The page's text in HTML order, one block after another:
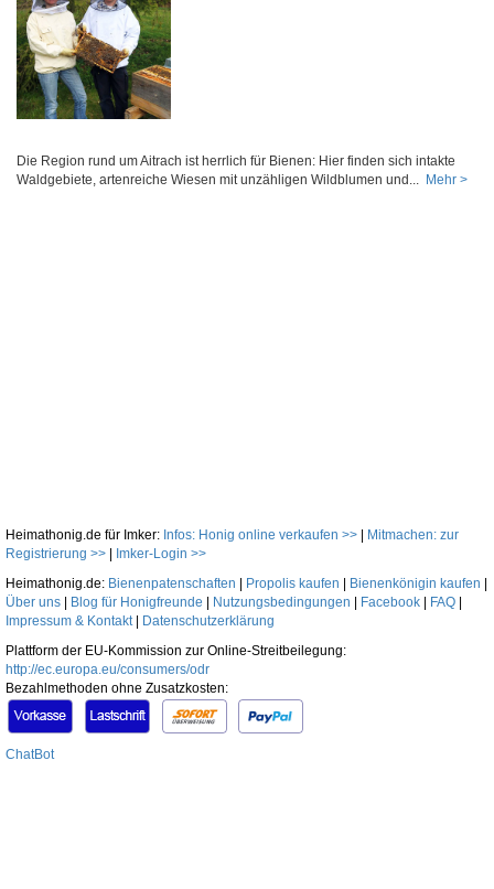
Die Region rund um Aitrach ist herrlich für Bienen: Hier finden sich intakte
Waldgebiete, artenreiche Wiesen mit unzähligen Wildblumen und... Mehr >
Heimathonig.de für Imker: Infos: Honig online verkaufen >>
Mitmachen: zur
Registrierung >>
Imker-Login >>
Heimathonig.de: Bienenpatenschaften Propolis kaufen Bienenkönigin kaufen
Über uns
Blog für Honigfreunde Nutzungsbedingungen Facebook FAQ
Impressum & Kontakt|
Datenschutzerklärung
Plattform der EU-Kommission zur Online-Streitbeilegung:
http://ec.europa.eu/consumers/odr
Bezahlmethoden ohne Zusatzkosten:
ChatBot